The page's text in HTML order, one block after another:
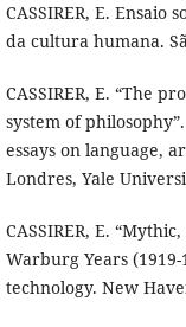
CASSIRER, E.
da cultura humana.
CASSIRER, E. “The
system of
essays on language,
Londres, Yale
CASSIRER, E.
Warburg Years
technology. New